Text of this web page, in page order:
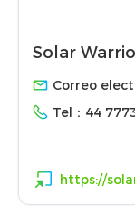
Solar
Correo
Tel： 44
https://